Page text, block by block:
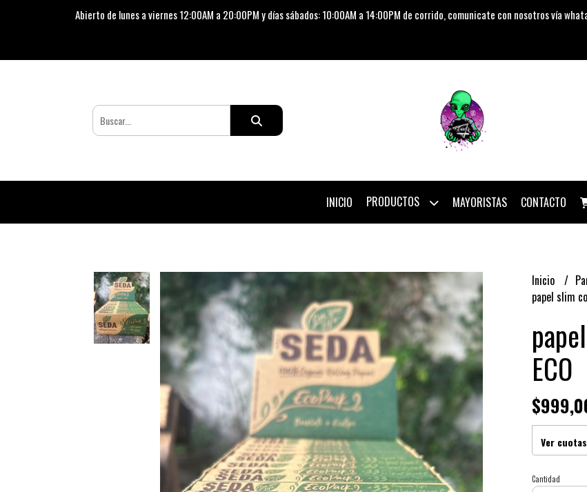
Abierto de lunes a viernes 12:00AM a 20:00PM y días sábados: 10:00AM a 14:00PM de corrido, comunicate con nosotros vía
INICIO PRODUCTOS MAYORISTAS CONTACTO
Inicio
papel slim
ECO
Ver
Cantidad